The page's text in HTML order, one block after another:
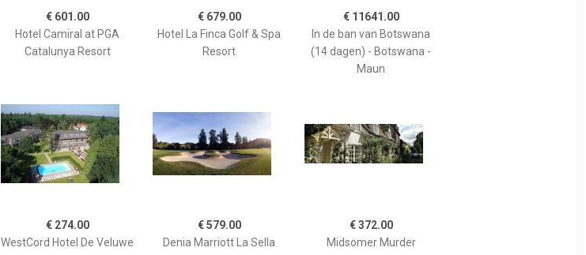
€ 601.00
Hotel Camiral at PGA
Catalunya Resort
€ 679.00
Hotel La Finca Golf & Spa
Resort
€ 11641.00
In de ban van Botswana
(14 dagen) - Botswana -
Maun
€ 274.00
WestCord Hotel De Veluwe
€ 579.00
Denia Marriott La Sella
€ 372.00
Midsomer Murder